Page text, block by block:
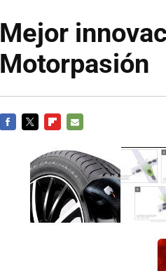
Mejor
Motorpasión
MAIL